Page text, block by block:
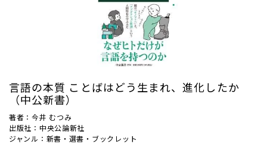
言語の本質 ことばはどう生まれ、進化したか
（中公新書）
著者：今井 むつみ
出版社：中央公論新社
ジャンル：新書・選書・ブックレット